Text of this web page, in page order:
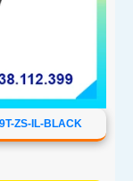
ZS-IL-BLACK